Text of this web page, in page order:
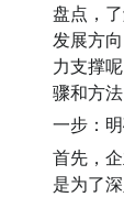
盘点，
发展方
力支撑
骤和方
一步：
首先，
是为了